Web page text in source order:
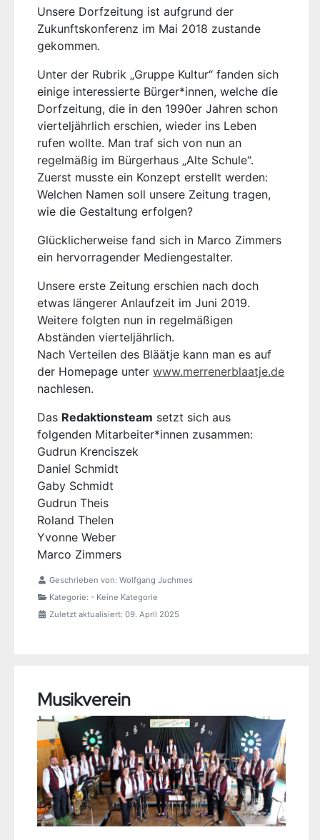
Unsere Dorfzeitung ist aufgrund der
Zukunftskonferenz im Mai 2018 zustande
gekommen.
Unter der Rubrik „Gruppe Kultur“ fanden sich
einige interessierte Bürger*innen, welche die
Dorfzeitung, die in den 1990er Jahren schon
vierteljährlich erschien, wieder ins Leben
rufen wollte. Man traf sich von nun an
regelmäßig im Bürgerhaus „Alte Schule“.
Zuerst musste ein Konzept erstellt werden:
Welchen Namen soll unsere Zeitung tragen,
wie die Gestaltung erfolgen?
Glücklicherweise fand sich in Marco Zimmers
ein hervorragender Mediengestalter.
Unsere erste Zeitung erschien nach doch
etwas längerer Anlaufzeit im Juni 2019.
Weitere folgten nun in regelmäßigen
Abständen vierteljährlich.
Nach Verteilen des Bläätje kann man es auf
der Homepage unter www.merrenerblaatje.de
nachlesen.
Das Redaktionsteam setzt sich aus
folgenden Mitarbeiter*innen zusammen:
Gudrun Krenciszek
Daniel Schmidt
Gaby Schmidt
Gudrun Theis
Roland Thelen
Yvonne Weber
Marco Zimmers
Geschrieben von: Wolfgang Juchmes
Kategorie: - Keine Kategorie
Zuletzt aktualisiert: 09. April 2025
Musikverein